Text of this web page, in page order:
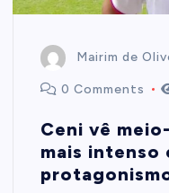
Mairim de
0 Comments
Ceni vê
mais intenso